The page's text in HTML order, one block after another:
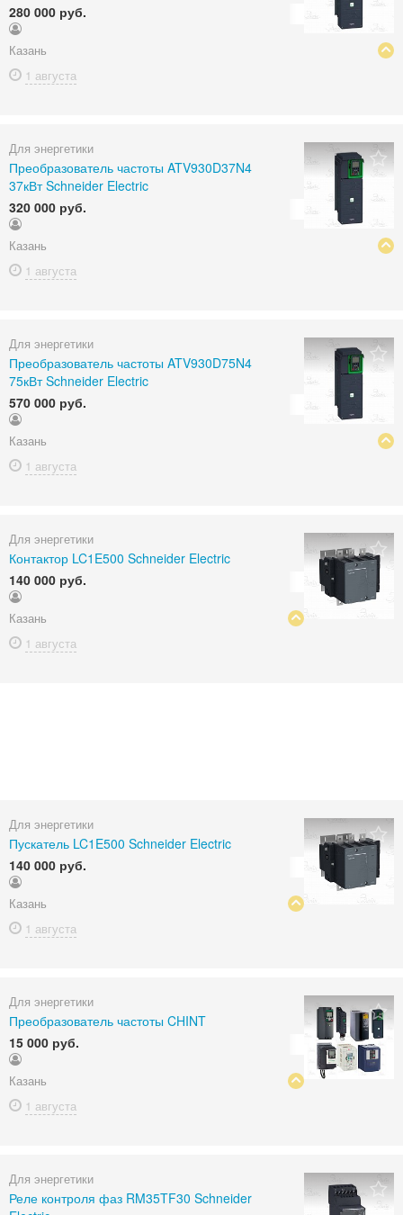
280 000 руб.
Казань
1 августа
Для энергетики
Преобразователь частоты ATV930D37N4
37кВт Schneider Electric
320 000 руб.
Казань
1 августа
Для энергетики
Преобразователь частоты ATV930D75N4
75кВт Schneider Electric
570 000 руб.
Казань
1 августа
Для энергетики
Контактор LC1E500 Schneider Electric
140 000 руб.
Казань
1 августа
Для энергетики
Пускатель LC1E500 Schneider Electric
140 000 руб.
Казань
1 августа
Для энергетики
Преобразователь частоты CHINT
15 000 руб.
Казань
1 августа
Для энергетики
Реле контроля фаз RM35TF30 Schneider